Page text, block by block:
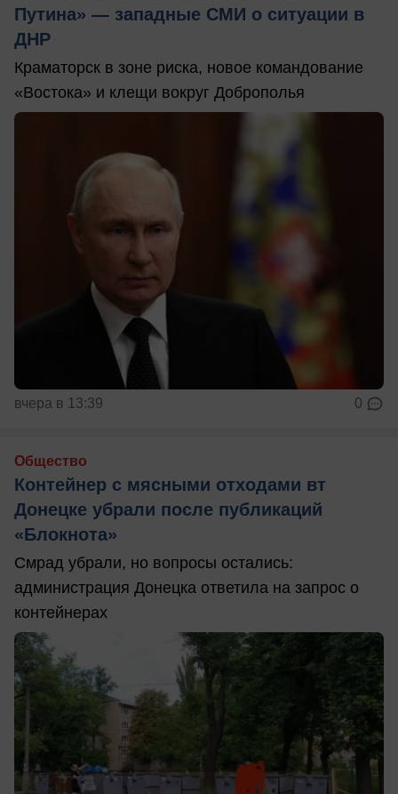
Путина» — западные СМИ о ситуации в
ДНР
Краматорск в зоне риска, новое командование
«Востока» и клещи вокруг Доброполья
вчера в 13:39 0
Общество
Контейнер с мясными отходами вт
Донецке убрали после публикаций
«Блокнота»
Смрад убрали, но вопросы остались:
администрация Донецка ответила на запрос о
контейнерах